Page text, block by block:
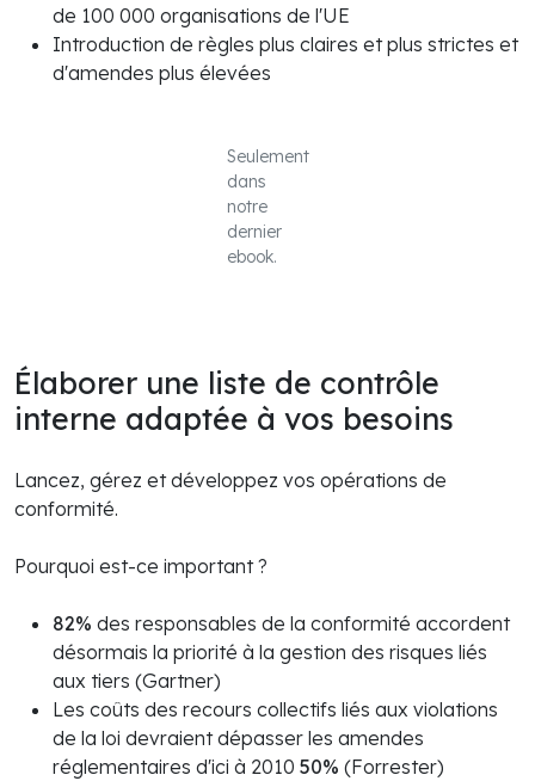
de 100 000 organisations de l'UE
Introduction de règles plus claires et plus strictes et
d'amendes plus élevées
Seulement
dans
notre
dernier
ebook.
Élaborer une liste de contrôle
interne adaptée à vos besoins
Lancez, gérez et développez vos opérations de
conformité.
Pourquoi est-ce important ?
82% des responsables de la conformité accordent
désormais la priorité à la gestion des risques liés
aux tiers (Gartner)
Les coûts des recours collectifs liés aux violations
de la loi devraient dépasser les amendes
réglementaires d'ici à 2010 50% (Forrester)